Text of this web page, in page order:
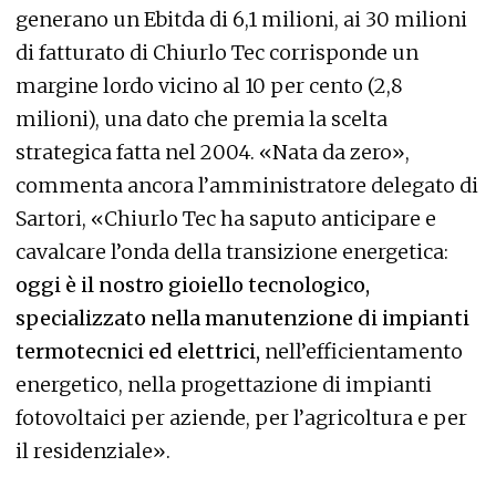
generano un Ebitda di 6,1 milioni, ai 30 milioni
di fatturato di Chiurlo Tec corrisponde un
margine lordo vicino al 10 per cento (2,8
milioni), una dato che premia la scelta
strategica fatta nel 2004. «Nata da zero»,
commenta ancora l’amministratore delegato di
Sartori, «Chiurlo Tec ha saputo anticipare e
cavalcare l’onda della transizione energetica:
oggi è il nostro gioiello tecnologico,
specializzato nella manutenzione di impianti
termotecnici ed elettrici, nell’efficientamento
energetico, nella progettazione di impianti
fotovoltaici per aziende, per l’agricoltura e per
il residenziale».